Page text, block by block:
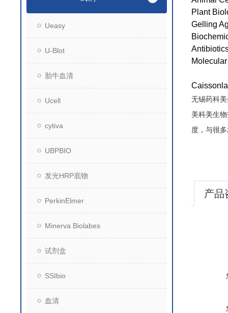
Ueasy
U-Blot
胎牛血清
Ucell
cytiva
UBPBIO
发光HRP底物
PerkinElmer
Minerva Biolabes
试剂盒
SSIbio
血清
Plant
Gelling
无锡药科
美科美生
度，与很
产品